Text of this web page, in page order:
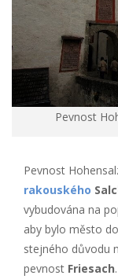
Pevnost
Pevnost
rakouského
vybudována na
aby bylo město
stejného důvodu
pevnost Friesach